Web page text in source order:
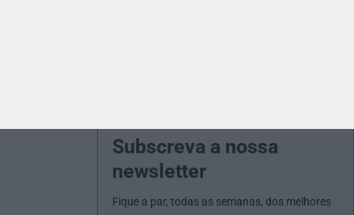
Subscreva a nossa
newsletter
Fique a par, todas as semanas, dos melhores